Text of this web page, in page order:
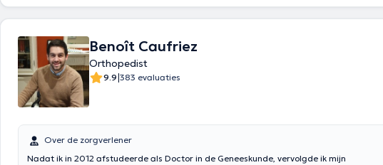
Benoît Caufriez
Orthopedist
9.9|383 evaluaties
Over de zorgverlener
Nadat ik in 2012 afstudeerde als Doctor in de Geneeskunde, vervolgde ik mijn